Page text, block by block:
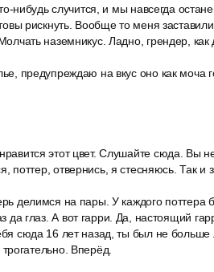
нибудь случится, и мы навсегда
рискнуть. Вообще то меня заставили
наземникус. Ладно, грендер, как
предупреждаю на вкус оно как моча
этот цвет. Слушайте сюда. Вы не
поттер, отвернись, я стесняюсь. Так и
делимся на пары. У каждого поттера
глаз. А вот гарри. Да, настоящий
сюда 16 лет назад, ты был не больше
Вперёд.